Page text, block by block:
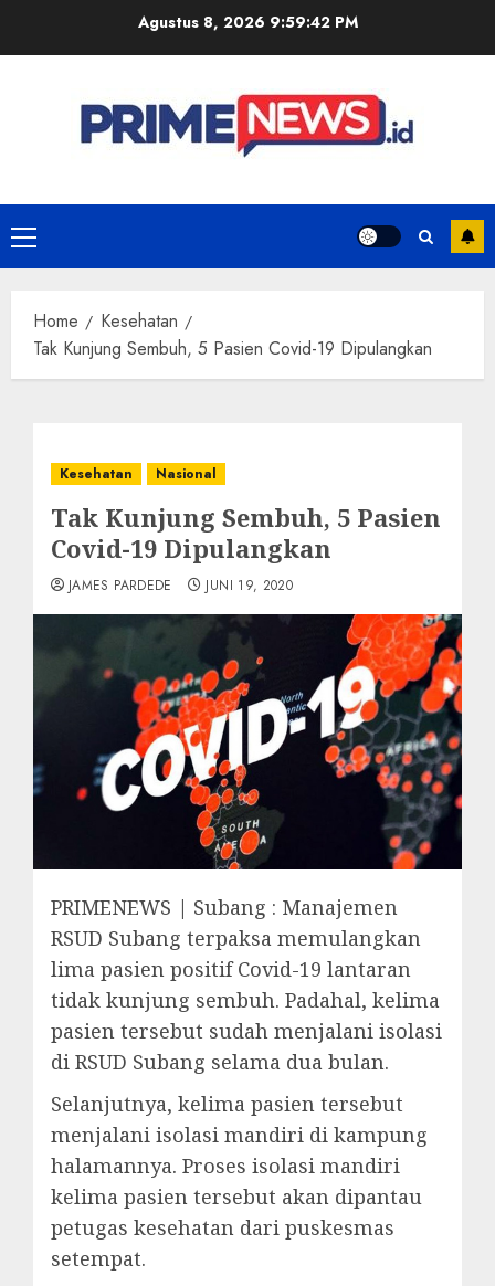
Agustus 8, 2026 9:59:43 PM
Primary
Menu
Home
Kesehatan
Tak Kunjung Sembuh, 5 Pasien Covid-19 Dipulangkan
Kesehatan Nasional
Tak Kunjung Sembuh, 5 Pasien
Covid-19 Dipulangkan
JAMES PARDEDE JUNI 19, 2020
PRIMENEWS | Subang : Manajemen
RSUD Subang terpaksa memulangkan
lima pasien positif Covid-19 lantaran
tidak kunjung sembuh. Padahal, kelima
pasien tersebut sudah menjalani isolasi
di RSUD Subang selama dua bulan.
Selanjutnya, kelima pasien tersebut
menjalani isolasi mandiri di kampung
halamannya. Proses isolasi mandiri
kelima pasien tersebut akan dipantau
petugas kesehatan dari puskesmas
setempat.